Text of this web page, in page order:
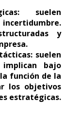
suelen
y
suelen
bajo
función de la
los objetivos
estratégicas.